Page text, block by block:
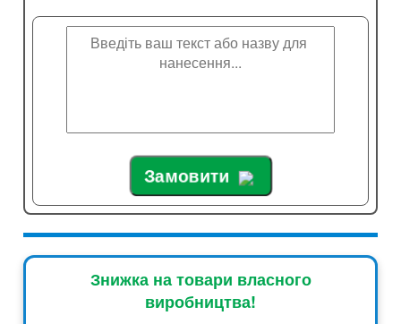
Замовити
Знижка на товари власного
виробництва!